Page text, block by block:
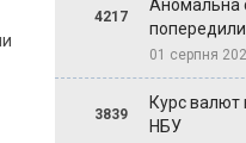
4217
Аномальна
попередили
01 серпня
3839
Курс валют
НБУ